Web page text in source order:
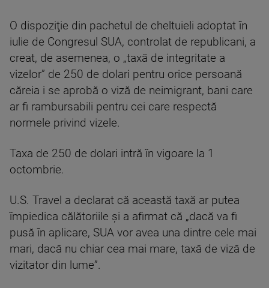
O dispoziţie din pachetul de cheltuieli adoptat în
iulie de Congresul SUA, controlat de republicani, a
creat, de asemenea, o „taxă de integritate a
vizelor” de 250 de dolari pentru orice persoană
căreia i se aprobă o viză de neimigrant, bani care
ar fi rambursabili pentru cei care respectă
normele privind vizele.
Taxa de 250 de dolari intră în vigoare la 1
octombrie.
U.S. Travel a declarat că această taxă ar putea
împiedica călătoriile şi a afirmat că „dacă va fi
pusă în aplicare, SUA vor avea una dintre cele mai
mari, dacă nu chiar cea mai mare, taxă de viză de
vizitator din lume”.